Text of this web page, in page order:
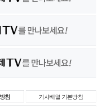
침 기사배열 기본방침